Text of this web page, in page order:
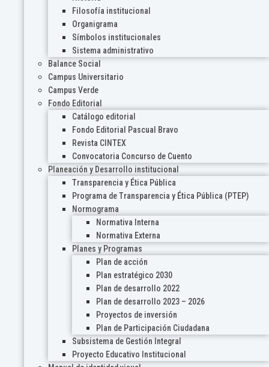
Filosofía institucional
Organigrama
Símbolos institucionales
Sistema administrativo
Balance Social
Campus Universitario
Campus Verde
Fondo Editorial
Catálogo editorial
Fondo Editorial Pascual Bravo
Revista CINTEX
Convocatoria Concurso de Cuento
Planeación y Desarrollo institucional
Transparencia y Ética Pública
Programa de Transparencia y Ética Pública (PTEP)
Normograma
Normativa Interna
Normativa Externa
Planes y Programas
Plan de acción
Plan estratégico 2030
Plan de desarrollo 2022
Plan de desarrollo 2023 – 2026
Proyectos de inversión
Plan de Participación Ciudadana
Subsistema de Gestión Integral
Proyecto Educativo Institucional